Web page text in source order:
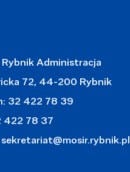
Rybnik Administracja
72, 44-200 Rybnik
32 422 78 39
422 78 37
sekretariat@mosir.rybnik.pl